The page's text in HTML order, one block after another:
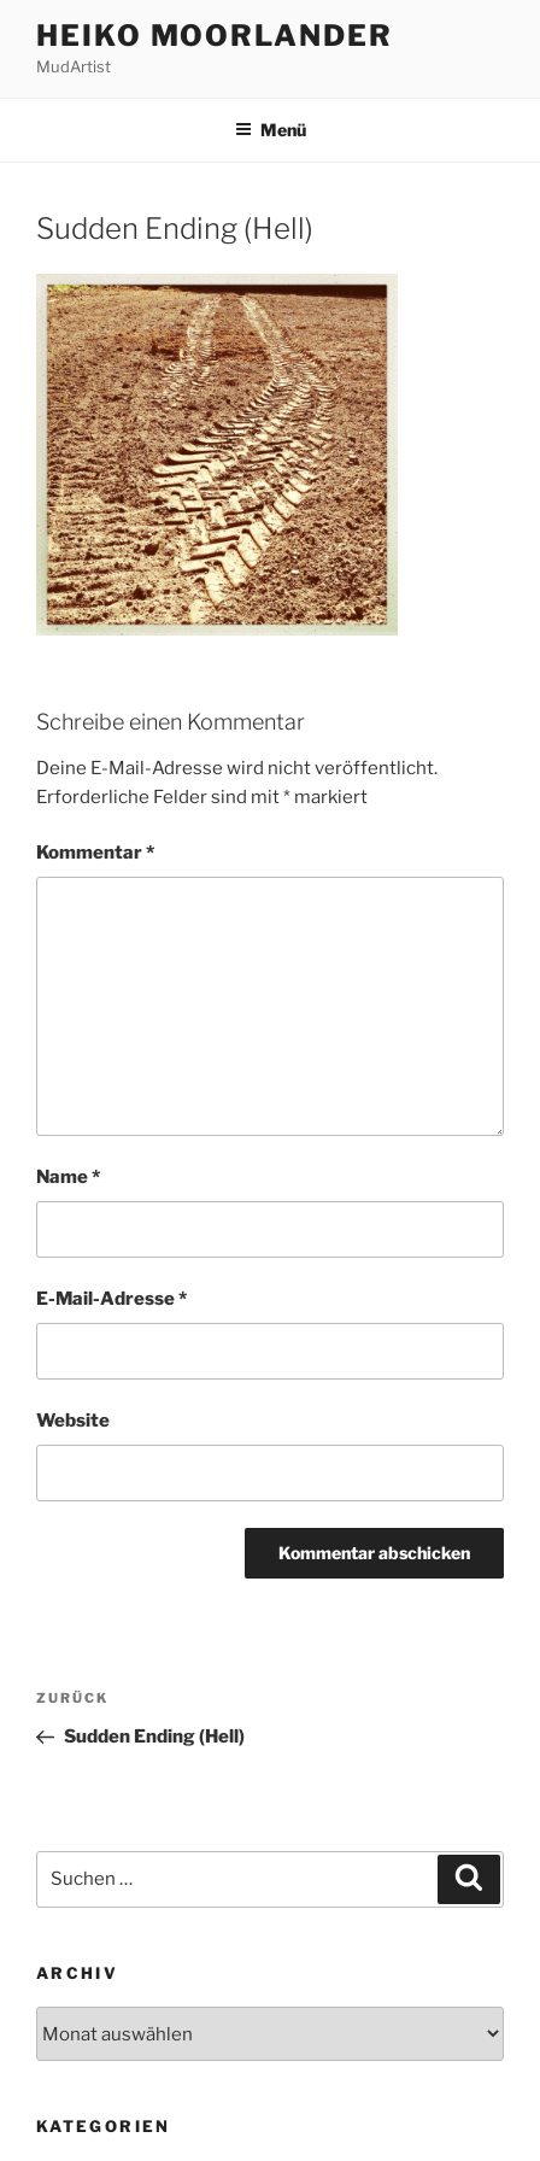
Inhalt
springen
HEIKO MOORLANDER
MudArtist
Menü
Sudden Ending (Hell)
Schreibe einen Kommentar
Deine E-Mail-Adresse wird nicht veröffentlicht.
Erforderliche Felder sind mit* markiert
Kommentar*
Name*
E-Mail-Adresse*
Website
Beitragsnavigation
Vorheriger
Beitrag
ZURÜCK
Sudden Ending (Hell)
nach:
ARCHIV
KATEGORIEN